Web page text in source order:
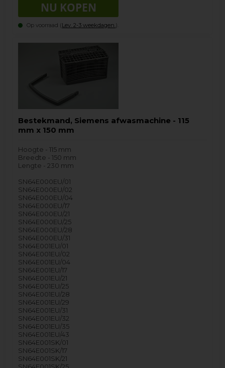
Op voorraad (Lev. 2-3 weekdagen. ).
Bestekmand, Siemens afwasmachine - 115
mm x 150 mm
Hoogte - 115 mm
Breedte - 150 mm
Lengte - 230 mm
SN64E000EU/01
SN64E000EU/02
SN64E000EU/04
SN64E000EU/17
SN64E000EU/21
SN64E000EU/25
SN64E000EU/28
SN64E000EU/31
SN64E001EU/01
SN64E001EU/02
SN64E001EU/04
SN64E001EU/17
SN64E001EU/21
SN64E001EU/25
SN64E001EU/28
SN64E001EU/29
SN64E001EU/31
SN64E001EU/32
SN64E001EU/35
SN64E001EU/43
SN64E001SK/01
SN64E001SK/17
SN64E001SK/21